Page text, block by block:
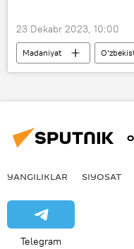
23 Dekabr 2023, 10:00
Madaniyat
Shavkat Mirziyoyev
YANGILIKLAR SIYOSAT
Telegram